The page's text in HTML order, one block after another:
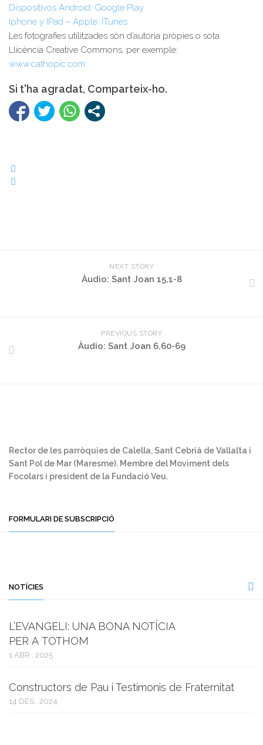
Dispositivos Android: Google Play
Iphone y IPad – Apple: ITunes
Les fotografies utilitzades són d’autoria pròpies o sota
Llicència Creative Commons, per exemple:
www.cathopic.com
Si t'ha agradat, Comparteix-ho.
NEXT STORY
Àudio: Sant Joan 15,1-8
PREVIOUS STORY
Àudio: Sant Joan 6,60-69
Rector de les parròquies de Calella, Sant Cebrià de Vallalta i
Sant Pol de Mar (Maresme). Membre del Moviment dels
Focolars i president de la Fundació Veu.
FORMULARI DE SUBSCRIPCIÓ
NOTÍCIES
L’EVANGELI: UNA BONA NOTÍCIA
PER A TOTHOM
1 ABR., 2025
Constructors de Pau i Testimonis de Fraternitat
14 DES., 2024